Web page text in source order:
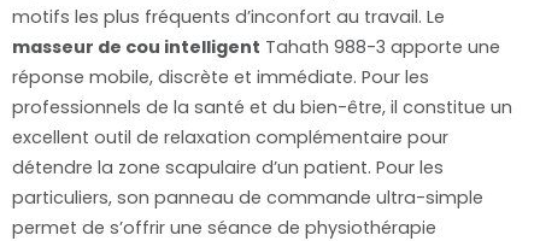
motifs les plus fréquents d’inconfort au travail. Le
masseur de cou intelligent Tahath 988-3 apporte une
réponse mobile, discrète et immédiate. Pour les
professionnels de la santé et du bien-être, il constitue un
excellent outil de relaxation complémentaire pour
détendre la zone scapulaire d’un patient. Pour les
particuliers, son panneau de commande ultra-simple
permet de s’offrir une séance de physiothérapie